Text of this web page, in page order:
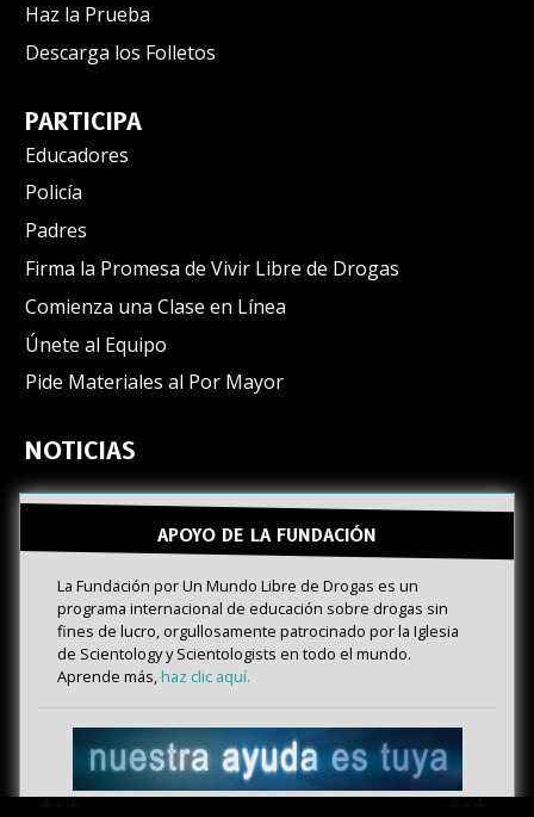
Haz la Prueba
Descarga los Folletos
PARTICIPA
Educadores
Policía
Padres
Firma la Promesa de Vivir Libre de Drogas
Comienza una Clase en Línea
Únete al Equipo
Pide Materiales al Por Mayor
NOTICIAS
APOYO DE LA FUNDACIÓN
La Fundación por Un Mundo Libre de Drogas es un
programa internacional de educación sobre drogas sin
fines de lucro, orgullosamente patrocinado por la Iglesia
de Scientology y Scientologists en todo el mundo.
Aprende más,haz clic aquí.